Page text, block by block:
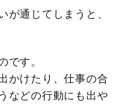
が通じてしまうと、
です。
かけたり、仕事の合
などの行動にも出や